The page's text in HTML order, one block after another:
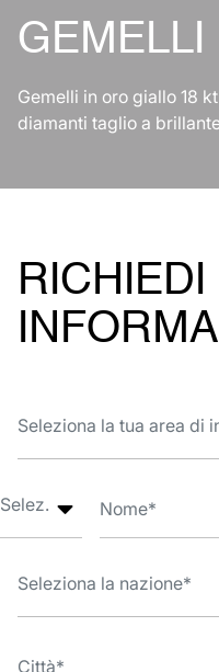
GEMELLI
Gemelli in oro giallo 18
diamanti taglio a